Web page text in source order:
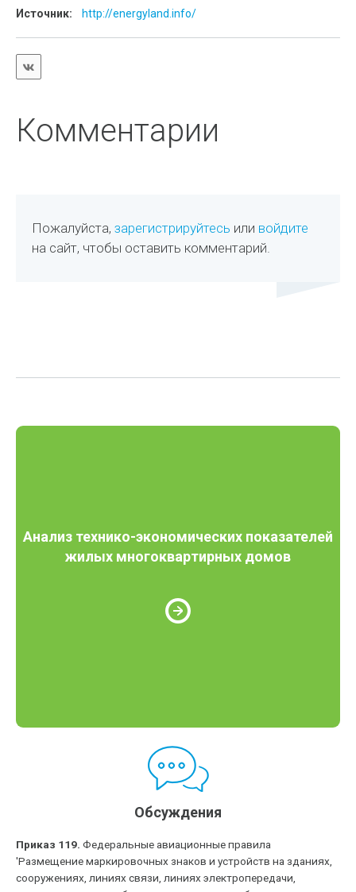
Источник: http://energyland.info/
Комментарии
Пожалуйста,зарегистрируйтесь или войдите
на сайт, чтобы оставить комментарий.
Анализ технико-экономических показателей
жилых многоквартирных домов
Обсуждения
Приказ 119. Федеральные авиационные правила
'Размещение маркировочных знаков и устройств на зданиях,
сооружениях, линиях связи, линиях электропередачи,